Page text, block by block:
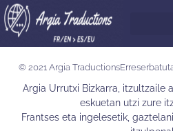
© 2021 Argia Traductions
Argia Urrutxi Bizkarra, itzultzaile
eskuetan utzi zure
Frantses eta ingelesetik,